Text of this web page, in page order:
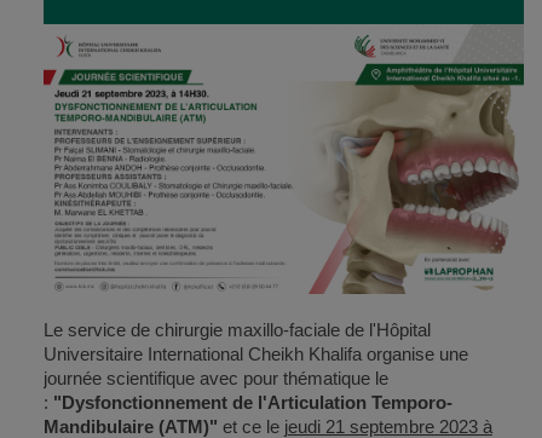
Le service de chirurgie maxillo-faciale de l'Hôpital
Universitaire International Cheikh Khalifa organise une
journée scientifique avec pour thématique le
: "Dysfonctionnement de l'Articulation Temporo-
Mandibulaire (ATM)" et ce le jeudi 21 septembre 2023 à